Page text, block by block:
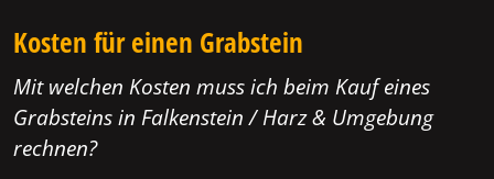
Kosten für einen Grabstein
Mit welchen Kosten muss ich beim Kauf eines
Grabsteins in Falkenstein / Harz & Umgebung
rechnen?